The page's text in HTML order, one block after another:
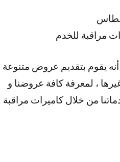
مراقبة للخدم
يقوم بتقديم عروض متنوعة
، لمعرفة كافة عروضنا و
من خلال كاميرات مراقبة